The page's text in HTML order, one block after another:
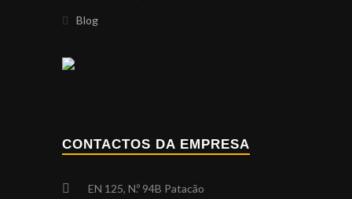
Blog
CONTACTOS DA EMPRESA
EN 125, N.º 94B Patacão